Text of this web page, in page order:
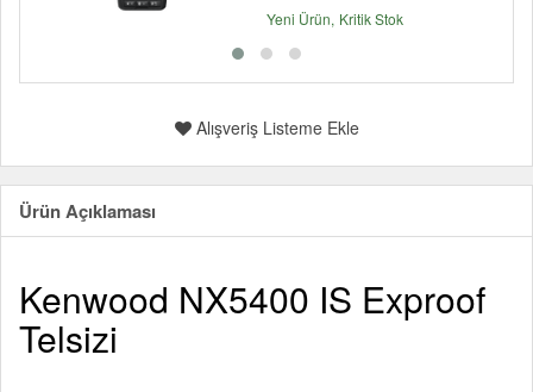
Yeni Ürün Kritik Stok
Alışveriş Listeme Ekle
Ürün Açıklaması
Kenwood NX5400 IS Exproof
Telsizi